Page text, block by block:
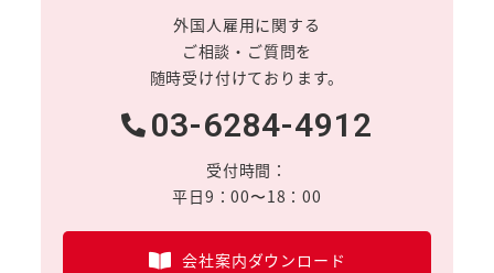
外国人雇用に関する
ご相談・ご質問を
随時受け付けております。
03-6284-4912
受付時間：
平日9：00〜18：00
会社案内ダウンロード